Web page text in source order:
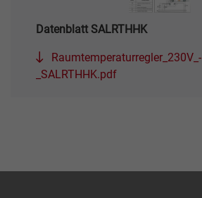
Datenblatt SALRTHHK
Raumtemperaturregler_230V_-
_SALRTHHK.pdf